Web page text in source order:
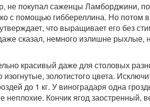
не покупал саженцы Ламборджини,
с помощью гиббереллина. Но потом
что выращивает его без
сказал, немного излишне рыхлые,
красивый даже для столовых
изогнутые, золотистого цвета.
до 1 кг. У виноградаря одна
неплохие. Кончик ягод заостренный,